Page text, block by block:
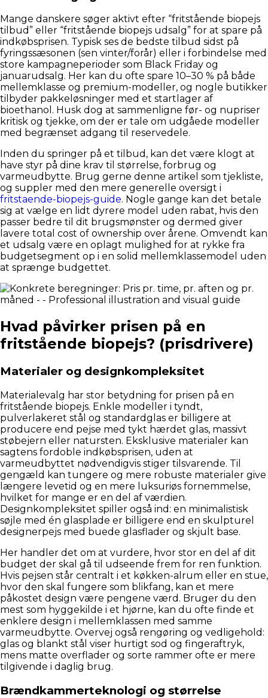
Mange danskere søger aktivt efter “fritstående biopejs
tilbud” eller “fritstående biopejs udsalg” for at spare på
indkøbsprisen. Typisk ses de bedste tilbud sidst på
fyringssæsonen (sen vinter/forår) eller i forbindelse med
store kampagneperioder som Black Friday og
januarudsalg. Her kan du ofte spare 10–30 % på både
mellemklasse og premium-modeller, og nogle butikker
tilbyder pakkeløsninger med et startlager af
bioethanol. Husk dog at sammenligne før- og nupriser
kritisk og tjekke, om der er tale om udgåede modeller
med begrænset adgang til reservedele.
Inden du springer på et tilbud, kan det være klogt at
have styr på dine krav til størrelse, forbrug og
varmeudbytte. Brug gerne denne artikel som tjekliste,
og suppler med den mere generelle oversigt i
fritstaende-biopejs-guide. Nogle gange kan det betale
sig at vælge en lidt dyrere model uden rabat, hvis den
passer bedre til dit brugsmønster og dermed giver
lavere total cost of ownership over årene. Omvendt kan
et udsalg være en oplagt mulighed for at rykke fra
budgetsegment op i en solid mellemklassemodel uden
at sprænge budgettet.
Hvad påvirker prisen på en
fritstående biopejs? (prisdrivere)
Materialer og designkompleksitet
Materialevalg har stor betydning for prisen på en
fritstående biopejs. Enkle modeller i tyndt,
pulverlakeret stål og standardglas er billigere at
producere end pejse med tykt hærdet glas, massivt
støbejern eller natursten. Eksklusive materialer kan
sagtens fordoble indkøbsprisen, uden at
varmeudbyttet nødvendigvis stiger tilsvarende. Til
gengæld kan tungere og mere robuste materialer give
længere levetid og en mere luksuriøs fornemmelse,
hvilket for mange er en del af værdien.
Designkompleksitet spiller også ind: en minimalistisk
søjle med én glasplade er billigere end en skulpturel
designerpejs med buede glasflader og skjult base.
Her handler det om at vurdere, hvor stor en del af dit
budget der skal gå til udseende frem for ren funktion.
Hvis pejsen står centralt i et køkken-alrum eller en stue,
hvor den skal fungere som blikfang, kan et mere
påkostet design være pengene værd. Bruger du den
mest som hyggekilde i et hjørne, kan du ofte finde et
enklere design i mellemklassen med samme
varmeudbytte. Overvej også rengøring og vedligehold:
glas og blankt stål viser hurtigt sod og fingeraftryk,
mens matte overflader og sorte rammer ofte er mere
tilgivende i daglig brug.
Brændkammerteknologi og størrelse